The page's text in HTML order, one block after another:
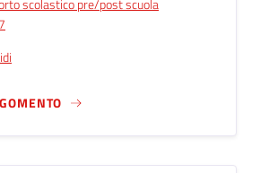
scolastico pre/post scuola